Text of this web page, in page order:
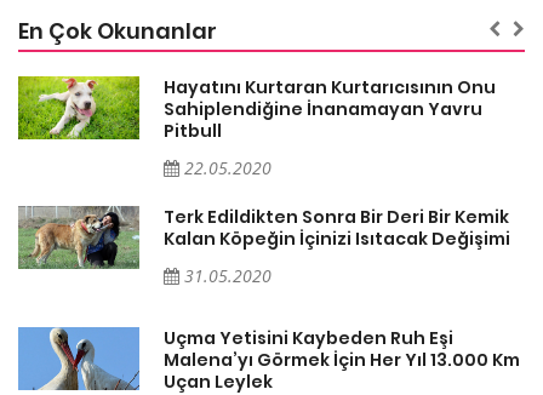
En Çok Okunanlar
Hayatını Kurtaran Kurtarıcısının Onu
Sahiplendiğine İnanamayan Yavru
Pitbull
22.05.2020
Terk Edildikten Sonra Bir Deri Bir Kemik
Kalan Köpeğin İçinizi Isıtacak Değişimi
31.05.2020
Uçma Yetisini Kaybeden Ruh Eşi
Malena’yı Görmek İçin Her Yıl 13.000 Km
Uçan Leylek